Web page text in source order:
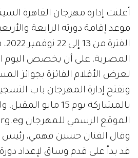
أعلنت إدارة مهرجان القاهرة
موعد إقامة دورته الرابعة
المصرية، على أن يخصص اليوم
لعرض الأفلام الفائزة بجوائز
وتفتح إدارة المهرجان باب
بالمشاركة يوم 15
الموقع الرسمي للمهرجان www.ciff.org.eg.
وقال الفنان حسين فهمي، رئيس
قد بدأ على قدم وساق لإعداد دورة